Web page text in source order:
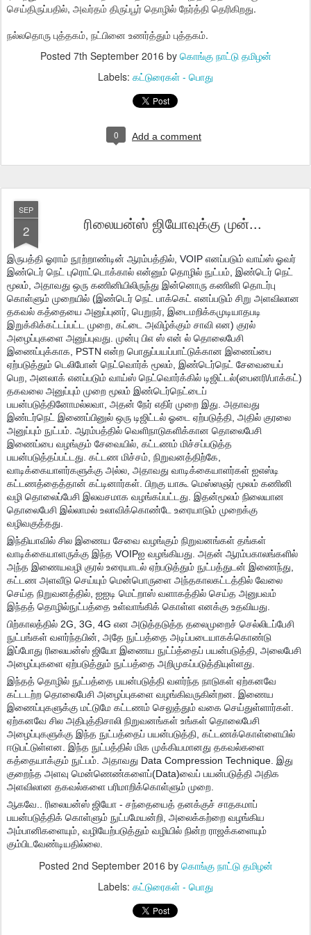
செய்திருப்பதில், அவர்தம் திருப்பூர் தொழில் நேர்த்தி தெரிகிறது.
நல்லதொரு புத்தகம், நட்பினை உணர்த்தும் புத்தகம்.
Posted 7th September 2016 by கொங்கு நாட்டு தமிழன்
Labels: கட்டுரைகள் - பொது
0 Add a comment
SEP
2 ரிலையன்ஸ் ஜியோவுக்கு முன்...
இருபத்தி ஓராம் நூற்றாண்டின் ஆரம்பத்தில், VOIP எனப்படும் வாய்ஸ் ஓவர்
இண்டெர் நெட் புரொட்டொக்கால் என்னும் தொழில் நுட்பம், இண்டெர் நெட்
மூலம், அதாவது ஒரு கணினியிலிருந்து இன்னொரு கணினி தொடர்பு
கொள்ளும் முறையில் (இண்டெர் நெட் பாக்கெட் எனப்படும் சிறு அளவிலான
தகவல் கத்தையை அனுப்புனர், பெறுநர், இடைமறிக்கமுடியாதபடி
இறுக்கிக்கட்டப்பட்ட முறை, கட்டை அவிழ்க்கும் சாவி என) குரல்
அழைப்புகளை அனுப்புவது. முன்பு பிஎ ஸ் என் ல் தொலைபேசி
இணைப்புக்காக, PSTN என்ற பொதுப்பயப்பாட்டுக்கான இணைப்பை
ஏற்படுத்தும் டெலிபோன் நெட்வொர்க் மூலம், இண்டெர்நெட் சேவையைப்
பெற, அனலாக் எனப்படும் வாய்ஸ் நெட்வொர்க்கில் டிஜிட்டல்(பைனரி/பாக்கட்)
தகவலை அனுப்பும் முறை மூலம் இண்டெர்நெட்டைப்
பயன்படுத்தினோமல்லவா, அதன் நேர் எதிர் முறை இது. அதாவது
இண்டர்நெட் இணைப்பினுல் ஒரு டிஜிட்டல் ஓடை ஏற்படுத்தி, அதில் குரலை
அனுப்பும் நுட்பம். ஆரம்பத்தில் வெளிநாடுகளிக்கான தொலைபேசி
இணைப்பை வழங்கும் சேவையில், கட்டணம் மிச்சப்படுத்த
பயன்படுத்தப்பட்டது. கட்டண மிச்சம், நிறுவனத்திற்கே,
வாடிக்கையாளர்களுக்கு அல்ல, அதாவது வாடிக்கையாளர்கள் ஐஎஸ்டி
கட்டணத்தைத்தான் கட்டினார்கள். பிறகு யாகூ மெஸ்ஸஞர் மூலம் கணினி
வழி தொலைப்பேசி இலவசமாக வழங்கப்பட்டது. இதன்மூலம் நிலையான
தொலைபேசி இல்லாமல் உலாவிக்கொண்டே உரையாடும் முறைக்கு
வழிவகுத்தது.
இந்தியாவில் சில இணைய சேவை வழங்கும் நிறுவனங்கள் தங்கள்
வாடிக்கையாளருக்கு இந்த VOIPஐ வழங்கியது. அதன் ஆரம்பகாலங்களில்
அந்த இணையவழி குரல் உரையாடல் ஏற்படுத்தும் நுட்பத்துடன் இணைந்து,
கட்டண அளவீடு செய்யும் மென்பொருளை அந்தகாலகட்டத்தில் வேலை
செய்த நிறுவனத்தில், ஐஐடி மெட்றாஸ் வளாகத்தில் செய்த அனுபவம்
இந்தத் தொழில்நுட்பத்தை உள்வாங்கிக் கொள்ள எனக்கு உதவியது.
பிற்காலத்தில் 2G, 3G, 4G என அடுத்தடுத்த தலைமுறைச் செல்லிடப்பேசி
நுட்பங்கள் வளர்ந்தபின், அதே நுட்பத்தை அடிப்படையாகக்கொண்டு
இப்போது ரிலையன்ஸ் ஜியோ இணைய நுட்ப்த்தைப் பயன்படுத்தி, அலைபேசி
அழைப்புகளை ஏற்படுத்தும் நுட்பத்தை அறிமுகப்படுத்தியுள்ளது.
இந்தத் தொழில் நுட்பத்தை பயன்படுத்தி வளர்ந்த நாடுகள் ஏற்கனவே
கட்டடற்ற தொலைபேசி அழைப்புகளை வழங்கிவருகின்றன. இணைய
இணைப்புகளுக்கு மட்டுமே கட்டணம் செலுத்தும் வகை செய்துள்ளார்கள்.
ஏற்கனவே சில அதிபுத்திசாலி நிறுவனங்கள் உங்கள் தொலைபேசி
அழைப்புகளுக்கு இந்த நுட்பத்தைப் பயன்படுத்தி, கட்டணக்கொள்ளையில்
ஈடுபட்டுள்ளன. இந்த நுட்பத்தில் மிக முக்கியமானது தகவல்களை
கத்தையாக்கும் நுட்பம். அதாவது Data Compression Technique. இது
குறைந்த அளவு மென்ணெண்களைப்(Data)வைப் பயன்படுத்தி அதிக
அளவிலான தகவல்களை பரிமாறிக்கொள்ளும் முறை.
ஆகவே.. ரிலையன்ஸ் ஜியோ - சந்தையைத் தனக்குச் சாதகமாப்
பயன்படுத்திக் கொள்ளும் நுட்பமேயன்றி, அலைக்கற்றை வழங்கிய
அம்பானிகளையும், வழியேற்படுத்தும் வழியில் நின்ற ராஜக்களையும்
கும்பிடவேண்டியதில்லை.
Posted 2nd September 2016 by கொங்கு நாட்டு தமிழன்
Labels: கட்டுரைகள் - பொது